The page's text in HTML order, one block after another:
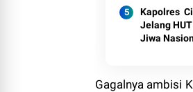
Kapolres
Jelang
Jiwa
Gagalnya ambisi